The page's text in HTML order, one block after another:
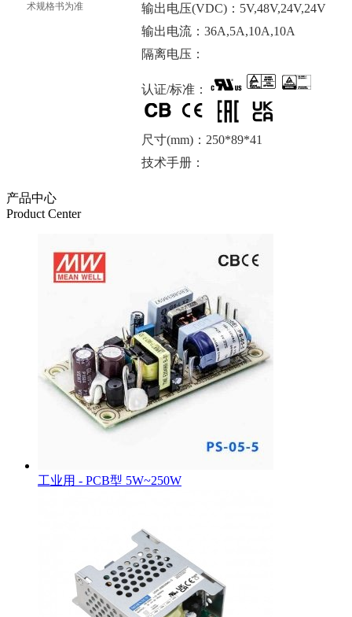
术规格书为准
输出电压(VDC)：5V,48V,24V,24V
输出电流：36A,5A,10A,10A
隔离电压：
认证/标准：
尺寸(mm)：250*89*41
技术手册：
产品中心
Product Center
工业用 - PCB型 5W~250W